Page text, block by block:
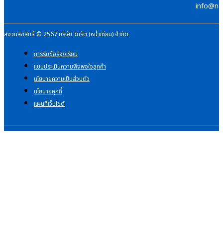
สงวนลิขสิทธิ์ © 2567 บริษัท วันรัต (หน่ำเซียน) จำกัด
การรับข้อร้องเรียน
แบบประเมินความพึงพอใจลูกค้า
นโยบายความเป็นส่วนตัว
นโยบายคุกกี้
แผนที่เว็บไซต์